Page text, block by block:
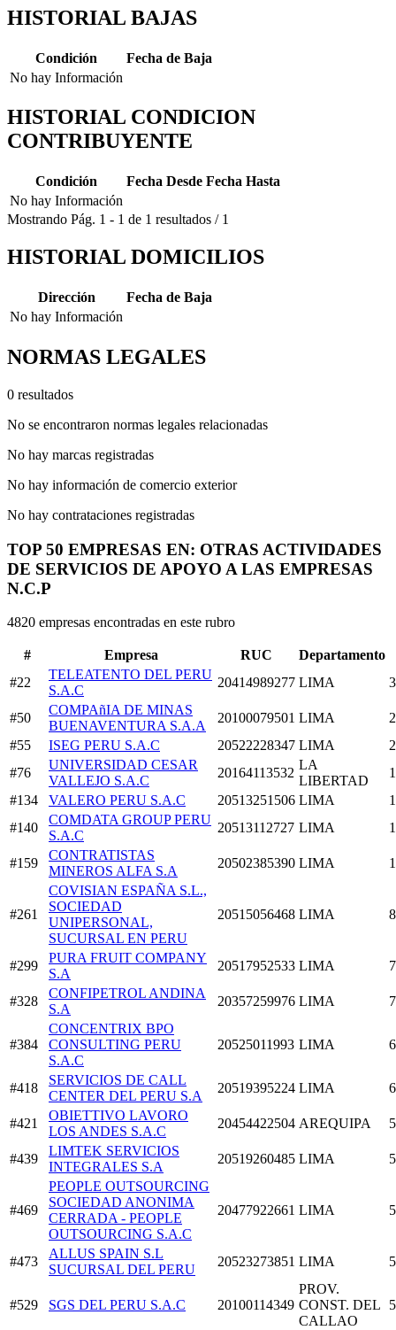
HISTORIAL BAJAS
Condición
Fecha de Baja
No hay Información
HISTORIAL CONDICION
CONTRIBUYENTE
Condición Fecha Desde Fecha Hasta
No hay Información
Mostrando Pág. 1 - 1 de 1 resultados / 1
HISTORIAL DOMICILIOS
Dirección
Fecha de Baja
No hay Información
NORMAS LEGALES
0 resultados
No se encontraron normas legales relacionadas
No hay marcas registradas
No hay información de comercio exterior
No hay contrataciones registradas
TOP 50 EMPRESAS EN: OTRAS ACTIVIDADES
DE SERVICIOS DE APOYO A LAS EMPRESAS
N.C.P
4820 empresas encontradas en este rubro
# Empresa RUC
Departamento
#22
TELEATENTO DEL PERU
S.A.C
20414989277 LIMA
#50
COMPAñIA DE MINAS
BUENAVENTURA S.A.A
20100079501 LIMA
#55
ISEG PERU S.A.C 20522228347 LIMA
#76
UNIVERSIDAD CESAR
VALLEJO S.A.C
20164113532
LA
LIBERTAD
#134
VALERO PERU S.A.C 20513251506 LIMA
#140
COMDATA GROUP PERU
S.A.C
20513112727 LIMA
#159
CONTRATISTAS
MINEROS ALFA S.A
20502385390 LIMA
#261
COVISIAN ESPAÑA S.L.,
SOCIEDAD
UNIPERSONAL,
SUCURSAL EN PERU
20515056468 LIMA
#299
PURA FRUIT COMPANY
S.A
20517952533 LIMA
#328
CONFIPETROL ANDINA
S.A
20357259976 LIMA
#384
CONCENTRIX BPO
CONSULTING PERU
S.A.C
20525011993 LIMA
#418
SERVICIOS DE CALL
CENTER DEL PERU S.A
20519395224 LIMA
#421
OBIETTIVO LAVORO
LOS ANDES S.A.C
20454422504 AREQUIPA
#439
LIMTEK SERVICIOS
INTEGRALES S.A
20519260485 LIMA
#469
PEOPLE OUTSOURCING
SOCIEDAD ANONIMA
CERRADA - PEOPLE
OUTSOURCING S.A.C
20477922661 LIMA
#473
ALLUS SPAIN S.L
SUCURSAL DEL PERU
20523273851 LIMA
#529 SGS DEL PERU S.A.C 20100114349
PROV.
CONST. DEL
CALLAO